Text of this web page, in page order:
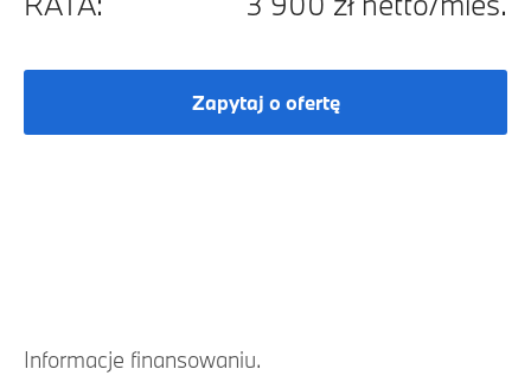
Zapytaj o ofertę
Informacje finansowaniu.